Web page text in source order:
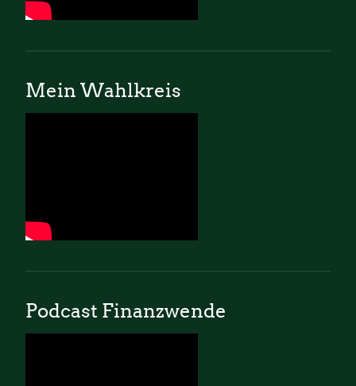
Mein Wahlkreis
Podcast Finanzwende